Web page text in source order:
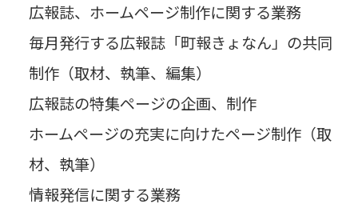
広報誌、ホームページ制作に関する業務
毎月発行する広報誌「町報きょなん」の共同
制作（取材、執筆、編集）
広報誌の特集ページの企画、制作
ホームページの充実に向けたページ制作（取
材、執筆）
情報発信に関する業務